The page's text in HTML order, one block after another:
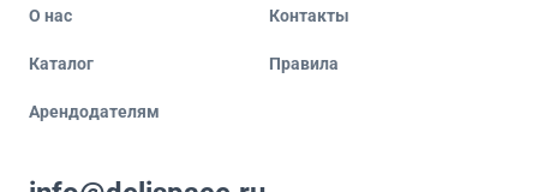
О нас Контакты
Каталог Правила
Арендодателям